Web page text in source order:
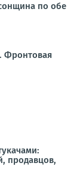
по обе
Фронтовая
продавцов,